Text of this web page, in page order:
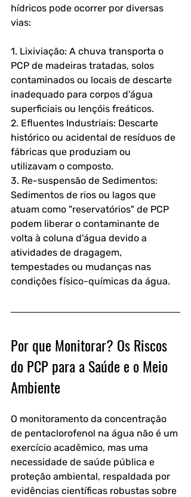
hídricos pode ocorrer por diversas
vias:
1. Lixiviação: A chuva transporta o
PCP de madeiras tratadas, solos
contaminados ou locais de descarte
inadequado para corpos d'água
superficiais ou lençóis freáticos.
2. Efluentes Industriais: Descarte
histórico ou acidental de resíduos de
fábricas que produziam ou
utilizavam o composto.
3. Re-suspensão de Sedimentos:
Sedimentos de rios ou lagos que
atuam como "reservatórios" de PCP
podem liberar o contaminante de
volta à coluna d'água devido a
atividades de dragagem,
tempestades ou mudanças nas
condições físico-químicas da água.
Por que Monitorar? Os Riscos
do PCP para a Saúde e o Meio
Ambiente
O monitoramento da concentração
de pentaclorofenol na água não é um
exercício acadêmico, mas uma
necessidade de saúde pública e
proteção ambiental, respaldada por
evidências científicas robustas sobre